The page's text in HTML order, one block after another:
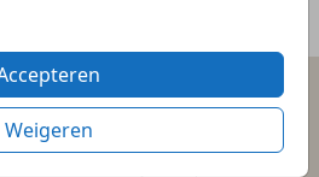
Weigeren